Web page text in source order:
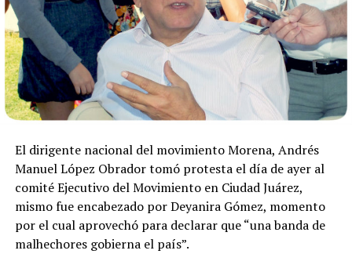
El dirigente nacional del movimiento Morena, Andrés
Manuel López Obrador tomó protesta el día de ayer al
comité Ejecutivo del Movimiento en Ciudad Juárez,
mismo fue encabezado por Deyanira Gómez, momento
por el cual aprovechó para declarar que “una banda de
malhechores gobierna el país”.